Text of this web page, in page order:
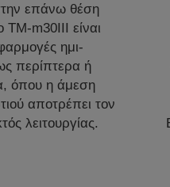
επάνω θέση
TM-m30III είναι
ημι-
περίπτερα ή
όπου η άμεση
αποτρέπει τον
λειτουργίας.